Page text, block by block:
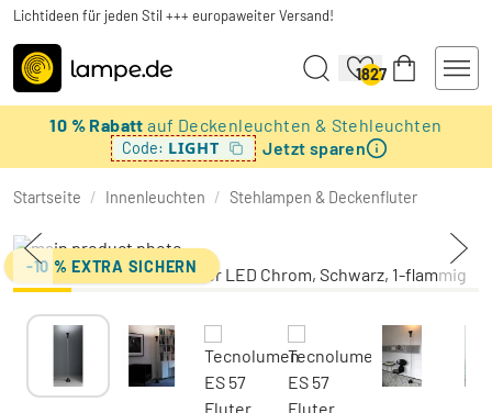
Lichtideen für jeden Stil +++ europaweiter Versand!
1827
10 % Rabattauf Deckenleuchten & Stehleuchten
Code: LIGHT Jetzt sparen
Startseite / Innenleuchten / Stehlampen & Deckenfluter
-10 % EXTRA SICHERN